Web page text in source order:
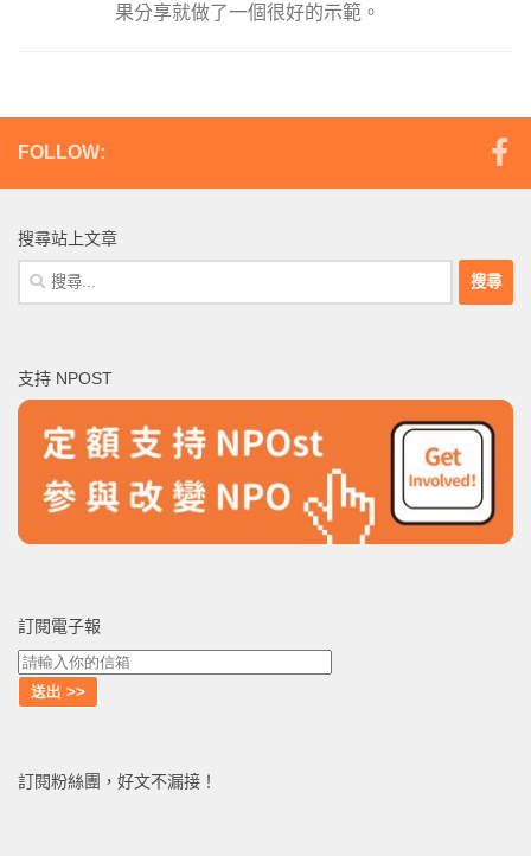
果分享就做了一個很好的示範。
FOLLOW:
搜尋站上文章
搜
尋
字:
支持 NPOST
訂閱電子報
訂閱粉絲團，好文不漏接！